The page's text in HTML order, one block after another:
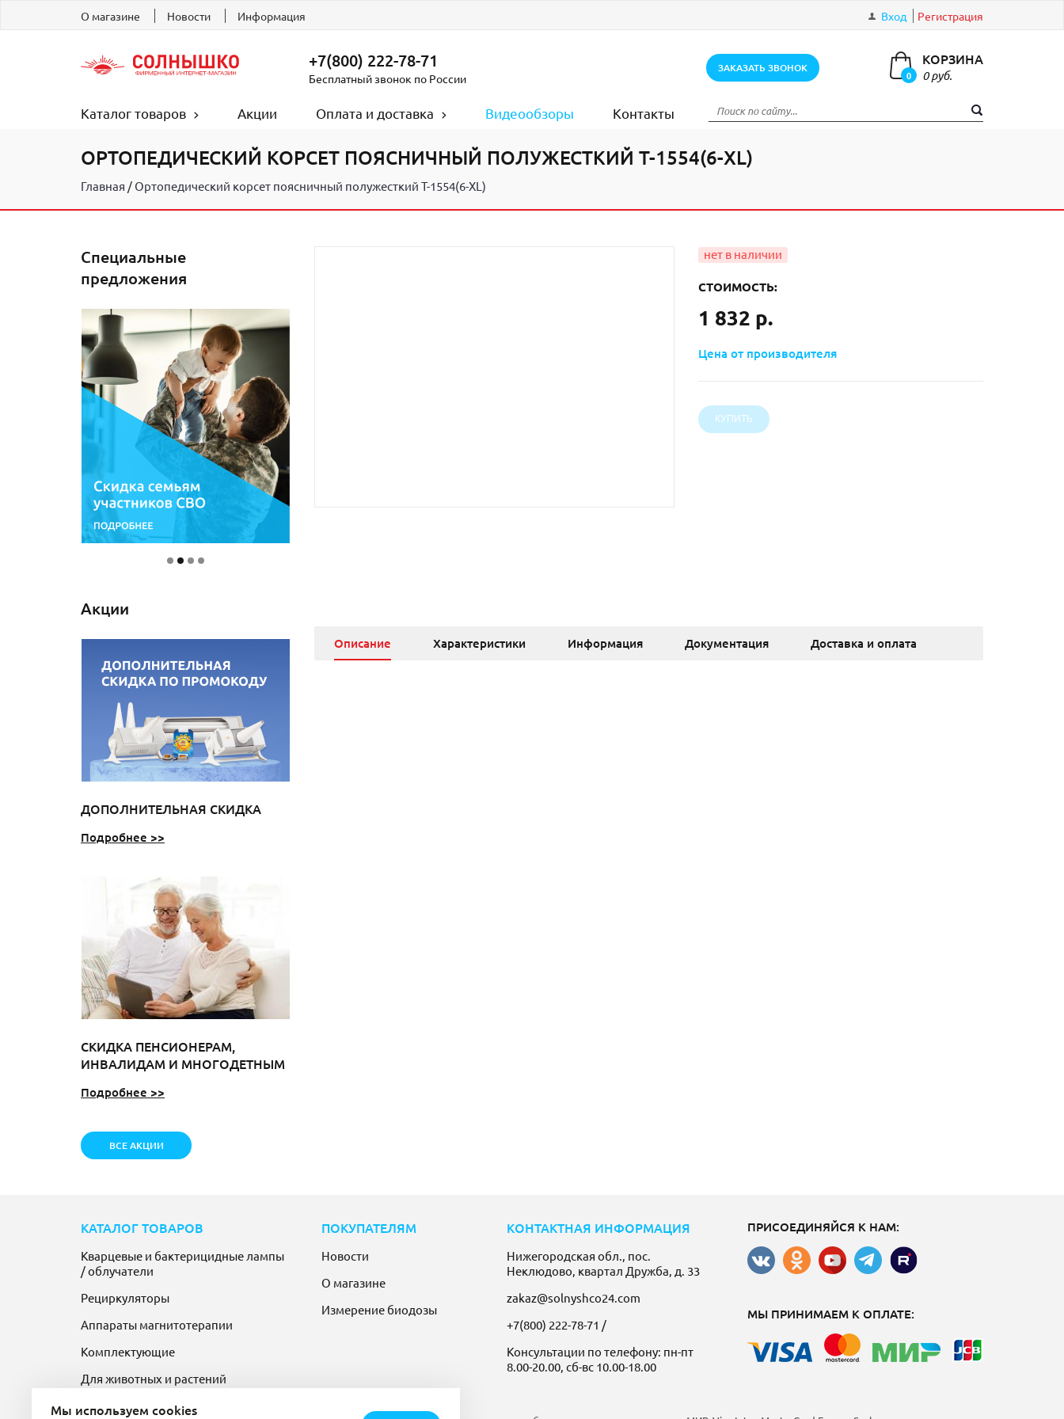
О магазине Новости Информация Вход Регистрация
+7(800) 222-78-71
Бесплатный звонок по России
ЗАКАЗАТЬ ЗВОНОК
0
КОРЗИНА
0 руб.
Каталог товаров Акции Оплата и доставка Видеообзоры Контакты
ОРТОПЕДИЧЕСКИЙ КОРСЕТ ПОЯСНИЧНЫЙ ПОЛУЖЕСТКИЙ Т-1554(6-XL)
Главная Ортопедический корсет поясничный полужесткий Т-1554(6-XL)
СТОИМОСТЬ:
1 832 р.
Цена от производителя
Описание Характеристики Информация Документация Доставка и оплата
Специальные
предложения
Акции
ДОПОЛНИТЕЛЬНАЯ СКИДКА
Подробнее >>
СКИДКА ПЕНСИОНЕРАМ,
ИНВАЛИДАМ И МНОГОДЕТНЫМ
Подробнее >>
ВСЕ АКЦИИ
КАТАЛОГ ТОВАРОВ
Кварцевые и бактерицидные лампы
/ облучатели
Рециркуляторы
Аппараты магнитотерапии
Комплектующие
Для животных и растений
ПОКУПАТЕЛЯМ
Новости
О магазине
Измерение биодозы
КОНТАКТНАЯ ИНФОРМАЦИЯ
Нижегородская обл., пос.
Неклюдово, квартал Дружба, д. 33
zakaz@solnyshco24.com
+7(800) 222-78-71 /
Консультации по телефону: пн-пт
8.00-20.00, сб-вс 10.00-18.00
ПРИСОЕДИНЯЙСЯ К НАМ:
МЫ ПРИНИМАЕМ К ОПЛАТЕ:
Мы используем cookies